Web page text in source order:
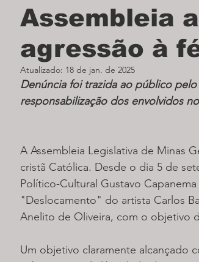
Assembleia
agressão à
Atualizado: 18 de jan. de 2025
Denúncia foi trazida ao público
responsabilização dos envolvidos
A Assembleia Legislativa de Minas
cristã Católica. Desde o dia 5 de
Político-Cultural Gustavo
"Deslocamento" do artista Carlos
Anelito de Oliveira, com o objetivo
Um objetivo claramente alcançado